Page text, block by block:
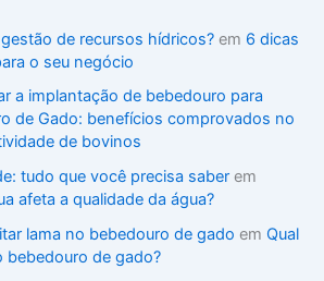
de recursos hídricos? em 6 dicas
o seu negócio
a implantação de bebedouro para
de Gado: benefícios comprovados no
de bovinos
tudo que você precisa saber em
afeta a qualidade da água?
lama no bebedouro de gado em Qual
bebedouro de gado?